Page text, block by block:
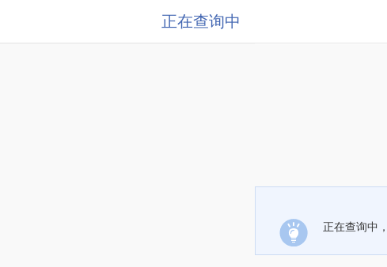
正在查询中
正在查询中